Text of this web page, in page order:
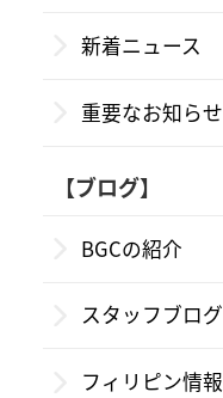
新着ニュース
重要なお知らせ
【ブログ】
BGCの紹介
スタッフブログ
フィリピン情報